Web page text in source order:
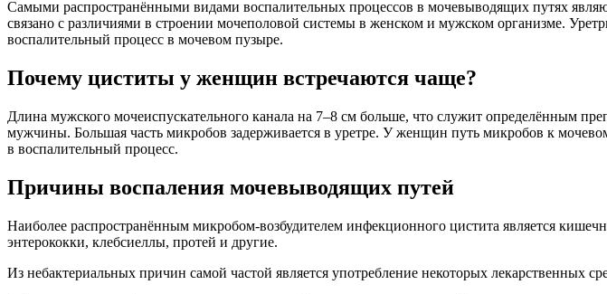
Самыми распространёнными видами воспалительных процессов в мочевыводящих путях
связано с различиями в строении мочеполовой системы в женском и мужском организме.
воспалительный процесс в мочевом пузыре.
Почему циститы у женщин встречаются чаще?
Длина мужского мочеиспускательного канала на 7–8 см больше, что служит определённым
мужчины. Большая часть микробов задерживается в уретре. У женщин путь микробов к
в воспалительный процесс.
Причины воспаления мочевыводящих путей
Наиболее распространённым микробом‑возбудителем инфекционного цистита является
энтерококки, клебсиеллы, протей и другие.
Из небактериальных причин самой частой является употребление некоторых лекарственных